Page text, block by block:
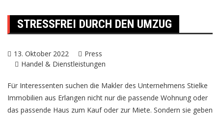
STRESSFREI DURCH DEN UMZUG
13. Oktober 2022
Press
Handel & Dienstleistungen
Für Interessenten suchen die Makler des Unternehmens Stielke
Immobilien aus Erlangen nicht nur die passende Wohnung oder
das passende Haus zum Kauf oder zur Miete. Sondern sie geben